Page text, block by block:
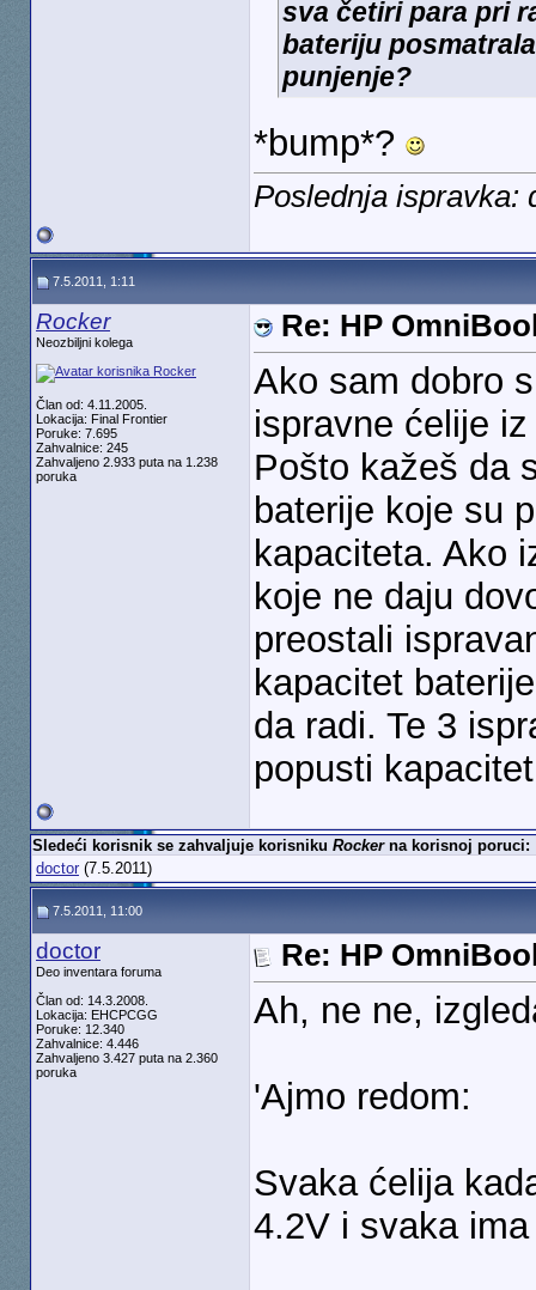
sva četiri para pri
bateriju
punjenje?
*bump*?
Poslednja ispravka:
7.5.2011, 1:11
Rocker
Neozbiljni kolega
Član od: 4.11.2005.
Lokacija: Final Frontier
Poruke: 7.695
Zahvalnice: 245
Zahvaljeno 2.933 puta na 1.238
poruka
Re: HP
Ako sam dobro
ispravne ćelije
Pošto kažeš da
baterije koje su
kapaciteta. Ako
koje ne daju
preostali
kapacitet
da radi. Te 3
popusti
Sledeći korisnik se zahvaljuje korisniku Rockerna korisnoj poruci:
doctor(7.5.2011)
7.5.2011, 11:00
doctor
Deo inventara foruma
Član od: 14.3.2008.
Lokacija: EHCPCGG
Poruke: 12.340
Zahvalnice: 4.446
Zahvaljeno 3.427 puta na 2.360
poruka
Re: HP
Ah, ne ne,
'Ajmo redom:
Svaka ćelija
4.2V i svaka